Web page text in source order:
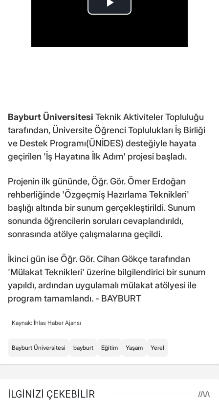
Bayburt Üniversitesi Teknik Aktiviteler Topluluğu
tarafından, Üniversite Öğrenci Toplulukları İş Birliği
ve Destek Programı(ÜNİDES) desteğiyle hayata
geçirilen 'İş Hayatına İlk Adım' projesi başladı.
Projenin ilk gününde, Öğr. Gör. Ömer Erdoğan
rehberliğinde 'Özgeçmiş Hazırlama Teknikleri'
başlığı altında bir sunum gerçekleştirildi. Sunum
sonunda öğrencilerin soruları cevaplandırıldı,
sonrasında atölye çalışmalarına geçildi.
İkinci gün ise Öğr. Gör. Cihan Gökçe tarafından
'Mülakat Teknikleri' üzerine bilgilendirici bir sunum
yapıldı, ardından uygulamalı mülakat atölyesi ile
program tamamlandı. - BAYBURT
Kaynak: İhlas Haber Ajansı
Bayburt Üniversitesi bayburt Eğitim Yaşam Yerel